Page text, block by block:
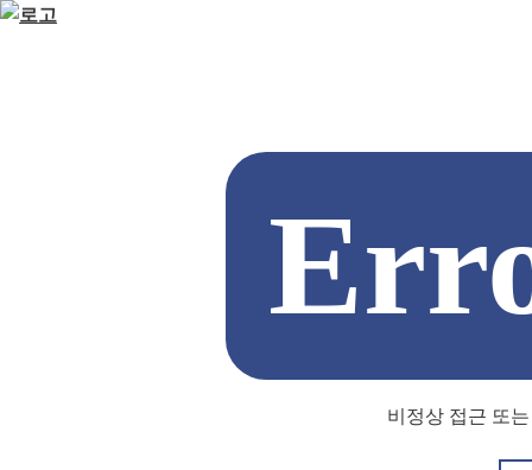
비정상 접근 또